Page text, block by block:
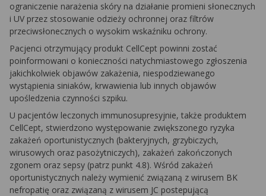
ograniczenie narażenia skóry na działanie promieni słonecznych
i UV przez stosowanie odzieży ochronnej oraz filtrów
przeciwsłonecznych o wysokim wskaźniku ochrony.
Pacjenci otrzymujący produkt CellCept powinni zostać
poinformowani o konieczności natychmiastowego zgłoszenia
jakichkolwiek objawów zakażenia, niespodziewanego
wystąpienia siniaków, krwawienia lub innych objawów
upośledzenia czynności szpiku.
U pacjentów leczonych immunosupresyjnie, także produktem
CellCept, stwierdzono występowanie zwiększonego ryzyka
zakażeń oportunistycznych (bakteryjnych, grzybiczych,
wirusowych oraz pasożytniczych), zakażeń zakończonych
zgonem oraz sepsy (patrz punkt 4.8). Wśród zakażeń
oportunistycznych należy wymienić związaną z wirusem BK
nefropatię oraz związaną z wirusem JC postepującą